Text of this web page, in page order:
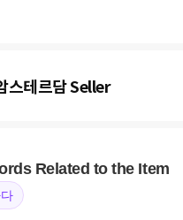
스테르담 Seller
Related to the Item